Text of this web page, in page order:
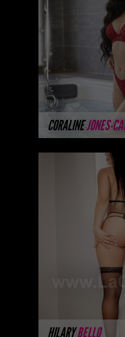
CORALINEJONES-
Esta modelo
Catálogo
Selección
con un nivel
performance
MÁS
HILARYBELLO
HILARY BELLO
Soy Hilary.
Regálate un
para que
verdadero
MÁS